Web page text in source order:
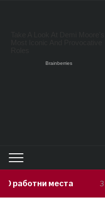
3 hours ago Приведен